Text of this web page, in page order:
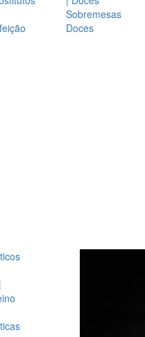
Sobremesas
Doces